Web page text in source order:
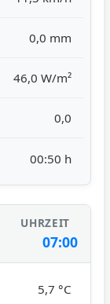
0,0 mm
46,0 W/m²
0,0
00:50 h
07:00
5,7 °C